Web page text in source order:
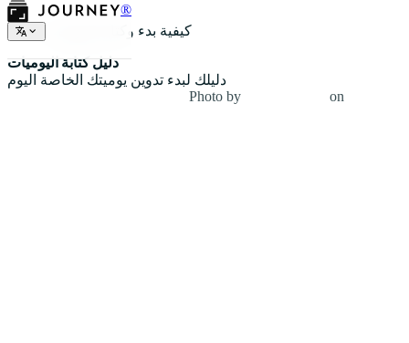
®
كيفية بدء وكتابة اليوميات
دليل كتابة اليوميات
دليلك لبدء تدوين يوميتك الخاصة اليوم
Photo by
on